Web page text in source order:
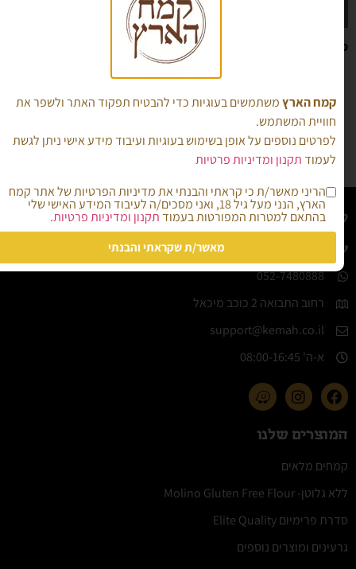
פיתות מקמח מלא גס/ קמח
« הקודם
קמח הארץ
052-7480888
רחוב התבואה 2 כוכב מיכאל
support@kemah.co.il
א-ה' 08:00-16:45​
המוצרים שלנו
קמחים מלאים
ללא גלוטן- Molino Gluten Free Flour
סדרת פרימיום Elite Quality
גרעינים ומוצרים נוספים
קמח הארץמשתמשים בעוגיות כדי להבטיח תפקוד האתר ולשפר את
חוויית המשתמש.
לפרטים נוספים על אופן בשימוש בעוגיות ועיבוד מידע אישי ניתן לגשת
לעמודתקנון ומדיניות פרטיות
הריני מאשר/ת כי קראתי והבנתי את מדיניות הפרטיות של אתר קמח
הארץ, הנני מעל גיל 18, ואני מסכים/ה לעיבוד המידע האישי שלי
בהתאם למטרות המפורטות בעמודתקנון ומדיניות פרטיות.
מאשר/ת שקראתי והבנתי